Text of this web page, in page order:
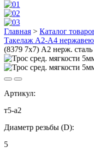
Главная > Каталог
Такелаж А2-А4
(8379 7х7) А2 нерж. сталь
Артикул:
т5-а2
Диаметр резьбы (D):
5